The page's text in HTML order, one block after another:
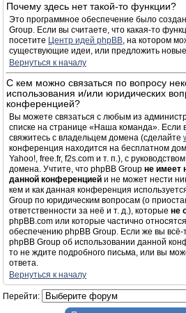
Почему здесь нет такой-то функции?
Это программное обеспечение было
Group. Если вы считаете, что какая-то
посетите Центр идей phpBB, на котором
существующие идеи, или предложить
Вернуться к началу
С кем можно связаться по вопросу
использования и/или юридических
конференцией?
Вы можете связаться с любым из
списке на странице «Наша команда». Если
свяжитесь с владельцем домена (сделайте
конференция находится на бесплатном
Yahoo!, free.fr, f2s.com и т. п.), с
домена. Учтите, что phpBB Group не имеет
данной конференцией и не может нести
кем и как данная конференция
Group по юридическим вопросам (о
ответственности за неё и т. д.), которые не
phpBB.com или которые частично
обеспечению phpBB Group. Если же вы
phpBB Group об использовании данной
то не ждите подробного письма, или вы
ответа.
Вернуться к началу
Перейти: